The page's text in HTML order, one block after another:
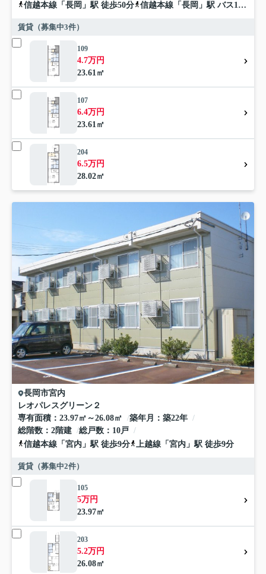
信越本線 「 長岡 」駅 徒歩50分 信越本線 「 長岡 」駅 バス19分 「三ツ郷屋」 停歩3分
賃貸（募集中3件）
109
4.7万円
23.61㎡
107
6.4万円
23.61㎡
204
6.5万円
28.02㎡
長岡市宮内
レオパレスグリーン２
専有面積
23.97㎡～26.08㎡ 築年月
築22年
総階数
2階建 総戸数
10戸
信越本線 「 宮内 」駅 徒歩9分 上越線 「 宮内 」駅 徒歩9分
賃貸（募集中2件）
105
5万円
23.97㎡
203
5.2万円
26.08㎡